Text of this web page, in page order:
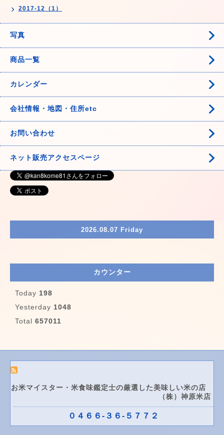
2017-12（1）
写真
商品一覧
カレンダー
会社情報・地図・住所etc
お問い合わせ
ネット販売アクセスページ
2026.08.07 Friday
カウンター
Today 198
Yesterday 1048
Total 657011
お米マイスター・米食味鑑定士の厳選した美味しい米の店
（株）神原米店
０４６６-３６-５７７２